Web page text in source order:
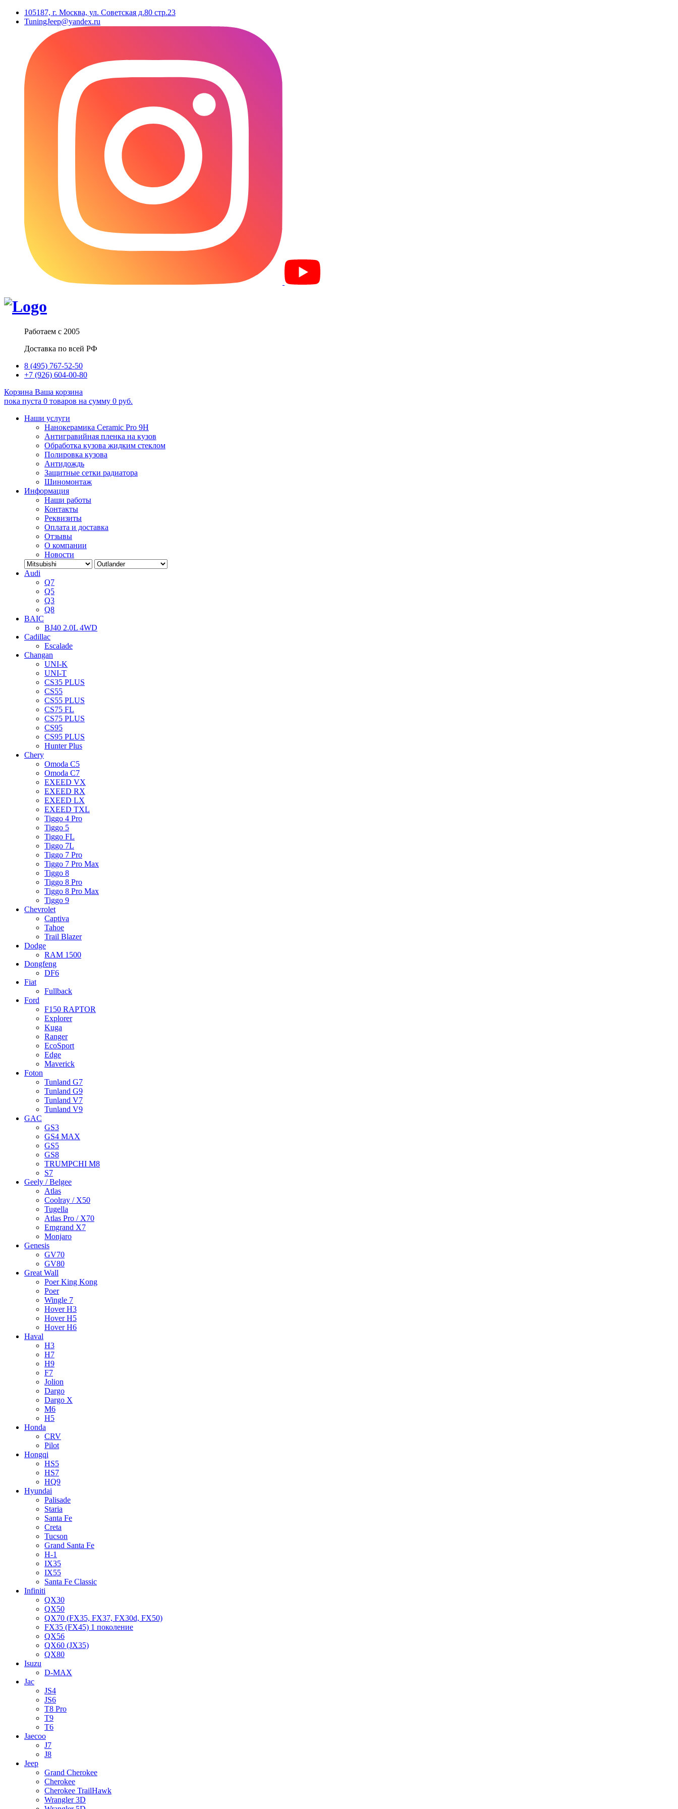
105187, г. Москва, ул. Советская д.80 стр.23
TuningJeep@yandex.ru
Работаем с 2005
Доставка по всей РФ
8 (495) 767-52-50
+7 (926) 604-00-80
Корзина Ваша корзина
пока пуста 0 товаров на сумму 0 руб.
Наши услуги
Нанокерамика Ceramic Pro 9H
Антигравийная пленка на кузов
Обработка кузова жидким стеклом
Полировка кузова
Антидождь
Защитные сетки радиатора
Шиномонтаж
Информация
Наши работы
Контакты
Реквизиты
Оплата и доставка
Отзывы
О компании
Новости
Audi
Q7
Q5
Q3
Q8
BAIC
BJ40 2.0L 4WD
Cadillac
Escalade
Changan
UNI-K
UNI-T
CS35 PLUS
CS55
CS55 PLUS
CS75 FL
CS75 PLUS
CS95
CS95 PLUS
Hunter Plus
Chery
Omoda C5
Omoda C7
EXEED VX
EXEED RX
EXEED LX
EXEED TXL
Tiggo 4 Pro
Tiggo 5
Tiggo FL
Tiggo 7L
Tiggo 7 Pro
Tiggo 7 Pro Max
Tiggo 8
Tiggo 8 Pro
Tiggo 8 Pro Max
Tiggo 9
Chevrolet
Captiva
Tahoe
Trail Blazer
Dodge
RAM 1500
Dongfeng
DF6
Fiat
Fullback
Ford
F150 RAPTOR
Explorer
Kuga
Ranger
EcoSport
Edge
Maverick
Foton
Tunland G7
Tunland G9
Tunland V7
Tunland V9
GAC
GS3
GS4 MAX
GS5
GS8
TRUMPCHI M8
S7
Geely / Belgee
Atlas
Coolray / X50
Tugella
Atlas Pro / X70
Emgrand X7
Monjaro
Genesis
GV70
GV80
Great Wall
Poer King Kong
Poer
Wingle 7
Hover H3
Hover H5
Hover H6
Haval
H3
H7
H9
F7
Jolion
Dargo
Dargo X
M6
H5
Honda
CRV
Pilot
Hongqi
HS5
HS7
HQ9
Hyundai
Palisade
Staria
Santa Fe
Creta
Tucson
Grand Santa Fe
H-1
IX35
IX55
Santa Fe Classic
Infiniti
QX30
QX50
QX70 (FX35, FX37, FX30d, FX50)
FX35 (FX45) 1 поколение
QX56
QX60 (JX35)
QX80
Isuzu
D-MAX
Jac
JS4
JS6
T8 Pro
T9
T6
Jaecoo
J7
J8
Jeep
Grand Cherokee
Cherokee
Cherokee TrailHawk
Wrangler 3D